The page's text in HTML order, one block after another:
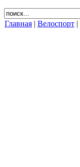
Главная | Велоспорт |